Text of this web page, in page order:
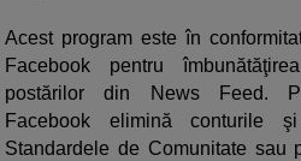
Acest program este în
Facebook pentru
postărilor din News Feed.
Facebook elimină conturile
Standardele de Comunitate sau